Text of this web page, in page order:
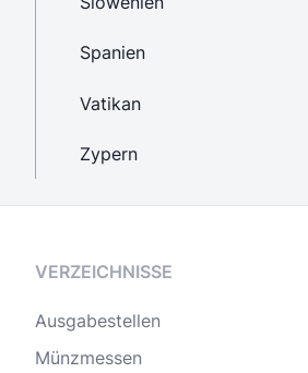
Spanien
Vatikan
Zypern
VERZEICHNISSE
Ausgabestellen
Münzmessen